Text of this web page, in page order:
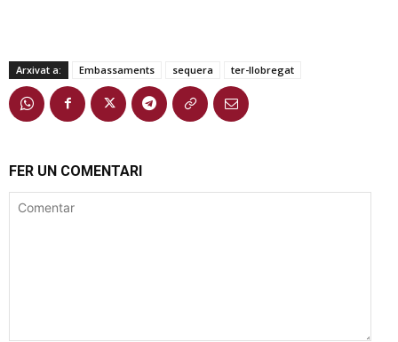
Arxivat a: Embassaments sequera ter-llobregat
FER UN COMENTARI